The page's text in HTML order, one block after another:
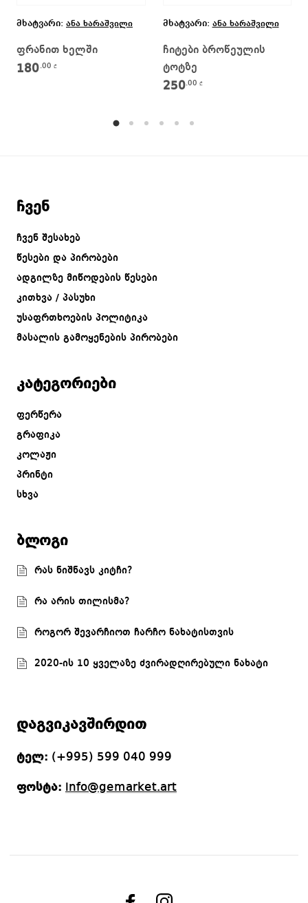
მხატვარი: ანა ხარაშვილი
ფრანით ხელში
180.00 ₾
მხატვარი: ანა ხარაშვილი
ჩიტები ბროწეულის
ტოტზე
250.00₾
ჩვენ
ჩვენ შესახებ
წესები და პირობები
ადგილზე მიწოდების წესები
კითხვა / პასუხი
უსაფრთხოების პოლიტიკა
მასალის გამოყენების პირობები
კატეგორიები
ფერწერა
გრაფიკა
კოლაჟი
პრინტი
სხვა
ბლოგი
რას ნიშნავს კიტჩი?
რა არის თილისმა?
როგორ შევარჩიოთ ჩარჩო ნახატისთვის
2020-ის 10 ყველაზე ძვირადღირებული ნახატი
დაგვიკავშირდით
ტელ: (+995) 599 040 999
ფოსტა: info@gemarket.art